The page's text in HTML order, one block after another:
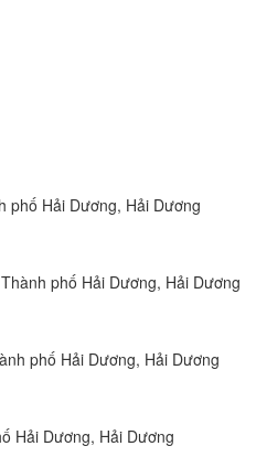
phố Hải Dương, Hải Dương
phố Hải Dương, Hải Dương
phố Hải Dương, Hải Dương
Hải Dương, Hải Dương